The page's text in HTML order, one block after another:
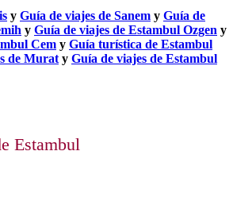
y Guía de viajes de Sanem y Guía de
y Guía de viajes de Estambul Ozgen y
Cem y Guía turística de Estambul
de Murat y Guía de viajes de Estambul
Estambul